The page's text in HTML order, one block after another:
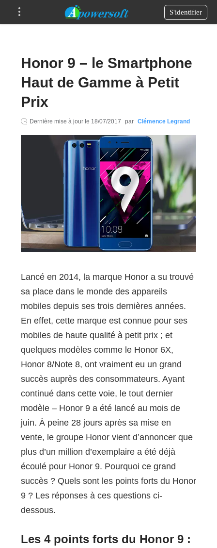
S'identifier
Honor 9 – le Smartphone
Haut de Gamme à Petit
Prix
Dernière mise à jour le 18/07/2017 par Clémence Legrand
Lancé en 2014, la marque Honor a su trouvé
sa place dans le monde des appareils
mobiles depuis ses trois dernières années.
En effet, cette marque est connue pour ses
mobiles de haute qualité à petit prix ; et
quelques modèles comme le Honor 6X,
Honor 8/Note 8, ont vraiment eu un grand
succès auprès des consommateurs. Ayant
continué dans cette voie, le tout dernier
modèle – Honor 9 a été lancé au mois de
juin. À peine 28 jours après sa mise en
vente, le groupe Honor vient d’annoncer que
plus d’un million d’exemplaire a été déjà
écoulé pour Honor 9. Pourquoi ce grand
succès ? Quels sont les points forts du Honor
9 ? Les réponses à ces questions ci-
dessous.
Les 4 points forts du Honor 9 :